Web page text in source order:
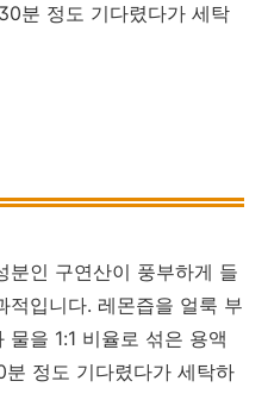
분 정도 기다렸다가 세탁
분인 구연산이 풍부하게 들
적입니다. 레몬즙을 얼룩 부
을 1:1 비율로 섞은 용액
정도 기다렸다가 세탁하